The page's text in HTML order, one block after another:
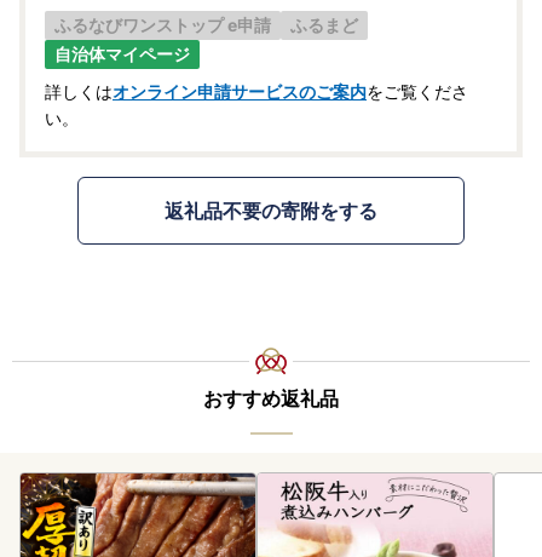
ふるなびワンストップ e申請
ふるまど
自治体マイページ
詳しくはオンライン申請サービスのご案内をご覧くださ
い。
返礼品不要の寄附をする
おすすめ返礼品